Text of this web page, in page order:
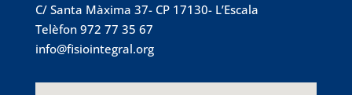
C/ Santa Màxima 37- CP 17130- L’Escala
Telèfon 972 77 35 67
info@fisiointegral.org